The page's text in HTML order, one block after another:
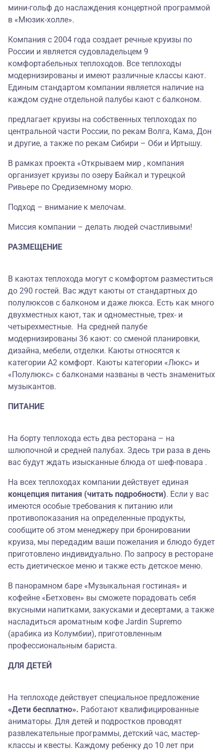
мини-гольф до наслаждения концертной программой
в «Мюзик-холле».
Компания с 2004 года создает речные круизы по
России и является судовладельцем 9
комфортабельных теплоходов. Все теплоходы
модернизированы и имеют различные классы кают.
Единым стандартом компании является наличие на
каждом судне отдельной палубы кают с балконом.
предлагает круизы на собственных теплоходах по
центральной части России, по рекам Волга, Кама, Дон
и другие, а также по рекам Сибири – Оби и Иртышу.
В рамках проекта «Открываем мир , компания
организует круизы по озеру Байкал и турецкой
Ривьере по Средиземному морю.
Подход – внимание к мелочам.
Миссия компании – делать людей счастливыми!
РАЗМЕЩЕНИЕ
В каютах теплохода могут с комфортом разместиться
до 290 гостей. Вас ждут каюты от стандартных до
полулюксов с балконом и даже люкса. Есть как много
двухместных кают, так и одноместные, трех- и
четырехместные. На средней палубе
модернизированы 36 кают: со сменой планировки,
дизайна, мебели, отделки. Каюты относятся к
категории А2 комфорт. Каюты категории «Люкс» и
«Полулюкс» с балконами названы в честь знаменитых
музыкантов.
ПИТАНИЕ
На борту теплохода есть два ресторана – на
шлюпочной и средней палубах. Здесь три раза в день
вас будут ждать изысканные блюда от шеф-повара .
На всех теплоходах компании действует единая
концепция питания (читать подробности). Если у вас
имеются особые требования к питанию или
противопоказания на определенные продукты,
сообщите об этом менеджеру при бронировании
круиза, мы передадим ваши пожелания и блюдо будет
приготовлено индивидуально. По запросу в ресторане
есть диетическое меню и также есть детское меню.
В панорамном баре «Музыкальная гостиная» и
кофейне «Бетховен» вы сможете порадовать себя
вкусными напитками, закусками и десертами, а также
насладиться ароматным кофе Jardin Supremo
(арабика из Колумбии), приготовленным
профессиональным бариста.
ДЛЯ ДЕТЕЙ
На теплоходе действует специальное предложение
«Дети бесплатно». Работают квалифицированные
аниматоры. Для детей и подростков проводят
развлекательные программы, детский час, мастер-
классы и квесты. Каждому ребенку до 10 лет при